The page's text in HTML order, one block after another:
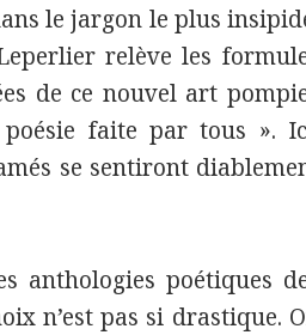
le jargon le plus
relève les
de ce nouvel art
faite par tous ».
se sentiront
anthologies poétiques
n’est pas si drastique.